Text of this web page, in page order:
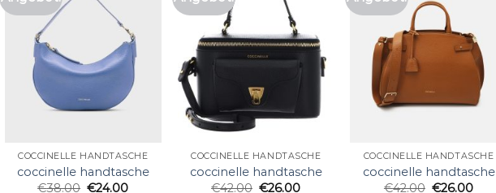
COCCINELLE HANDTASCHE
coccinelle handtasche
€38.00 €24.00
COCCINELLE HANDTASCHE
coccinelle handtasche
€42.00 €26.00
COCCINELLE HANDTASCHE
coccinelle handtasche
€42.00 €26.00